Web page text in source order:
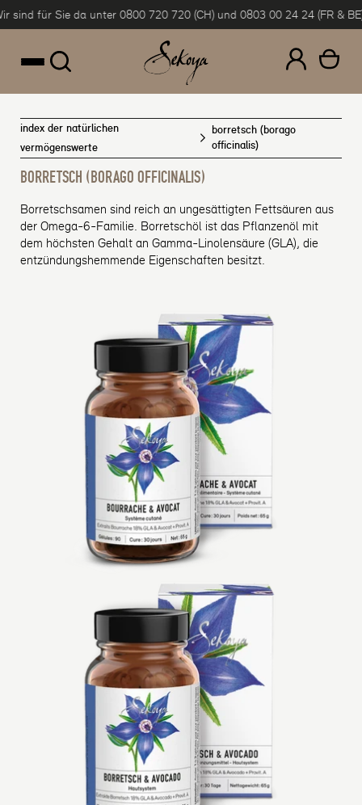
Inhalt springen
für Sie da unter 0800 720 720 (CH) und 0803 00 24 24 (FR & BE).
index der natürlichen
vermögenswerte
borretsch (borago
officinalis)
BORRETSCH (BORAGO OFFICINALIS)
Borretschsamen sind reich an ungesättigten Fettsäuren aus
der Omega-6-Familie. Borretschöl ist das Pflanzenöl mit
dem höchsten Gehalt an Gamma-Linolensäure (GLA), die
entzündungshemmende Eigenschaften besitzt.